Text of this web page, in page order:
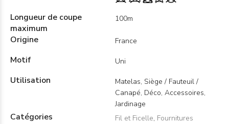
Longueur de coupe
maximum
100m
Origine France
Motif Uni
Utilisation
Matelas, Siège / Fauteuil /
Canapé, Déco, Accessoires,
Jardinage
Catégories Fil et Ficelle, Fournitures